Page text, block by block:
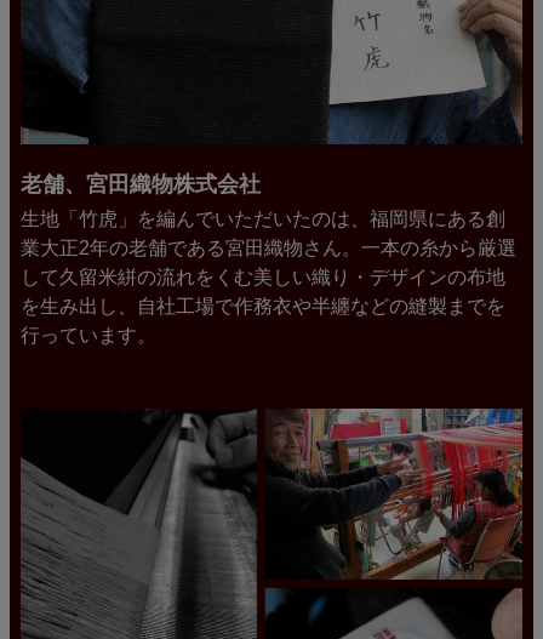
老舗、宮田織物株式会社
生地「竹虎」を編んでいただいたのは、福岡県にある創
業大正2年の老舗である宮田織物さん。一本の糸から厳選
して久留米絣の流れをくむ美しい織り・デザインの布地
を生み出し、自社工場で作務衣や半纏などの縫製までを
行っています。